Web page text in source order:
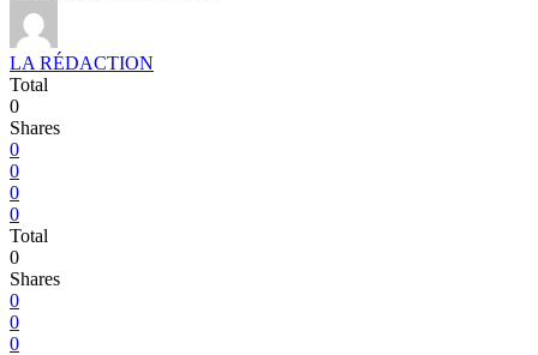
LA RÉDACTION
Total
0
Shares
0
0
0
0
Total
0
Shares
0
0
0